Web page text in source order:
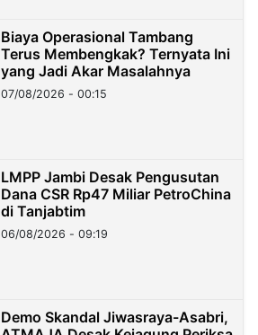
Biaya Operasional Tambang
Terus Membengkak? Ternyata Ini
yang Jadi Akar Masalahnya
07/08/2026 - 00:15
LMPP Jambi Desak Pengusutan
Dana CSR Rp47 Miliar PetroChina
di Tanjabtim
06/08/2026 - 09:19
Demo Skandal Jiwasraya-Asabri,